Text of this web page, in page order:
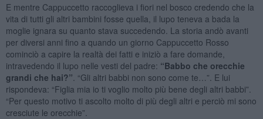
E mentre Cappuccetto raccoglieva i fiori nel bosco credendo che la
vita di tutti gli altri bambini fosse quella, il lupo teneva a bada la
moglie ignara su quanto stava succedendo. La storia andò avanti
per diversi anni fino a quando un giorno Cappuccetto Rosso
cominciò a capire la realtà dei fatti e iniziò a fare domande,
intravedendo il lupo nelle vesti del padre: “Babbo che orecchie
grandi che hai?” . “Gli altri babbi non sono come te…”. E lui
rispondeva: “Figlia mia io ti voglio molto più bene degli altri babbi”.
“Per questo motivo ti ascolto molto di più degli altri e perciò mi sono
cresciute le orecchie”.